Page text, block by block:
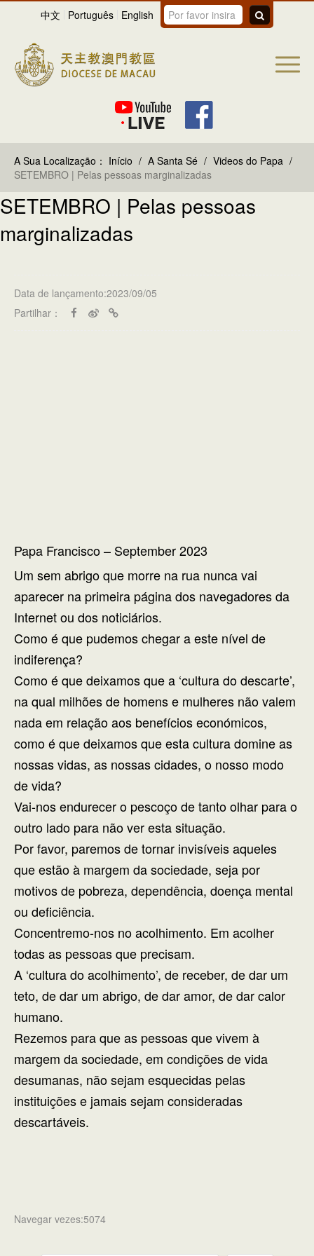
中文 Português English
A Sua Localização： Início / A Santa Sé / Videos do Papa /
SETEMBRO | Pelas pessoas marginalizadas
SETEMBRO | Pelas pessoas
marginalizadas
Data de lançamento:2023/09/05
Partilhar：
Papa Francisco – September 2023
Um sem abrigo que morre na rua nunca vai
aparecer na primeira página dos navegadores da
Internet ou dos noticiários.
Como é que pudemos chegar a este nível de
indiferença?
Como é que deixamos que a ‘cultura do descarte’,
na qual milhões de homens e mulheres não valem
nada em relação aos benefícios económicos,
como é que deixamos que esta cultura domine as
nossas vidas, as nossas cidades, o nosso modo
de vida?
Vai-nos endurecer o pescoço de tanto olhar para o
outro lado para não ver esta situação.
Por favor, paremos de tornar invisíveis aqueles
que estão à margem da sociedade, seja por
motivos de pobreza, dependência, doença mental
ou deficiência.
Concentremo-nos no acolhimento. Em acolher
todas as pessoas que precisam.
A ‘cultura do acolhimento’, de receber, de dar um
teto, de dar um abrigo, de dar amor, de dar calor
humano.
Rezemos para que as pessoas que vivem à
margem da sociedade, em condições de vida
desumanas, não sejam esquecidas pelas
instituições e jamais sejam consideradas
descartáveis.
Navegar vezes:5074